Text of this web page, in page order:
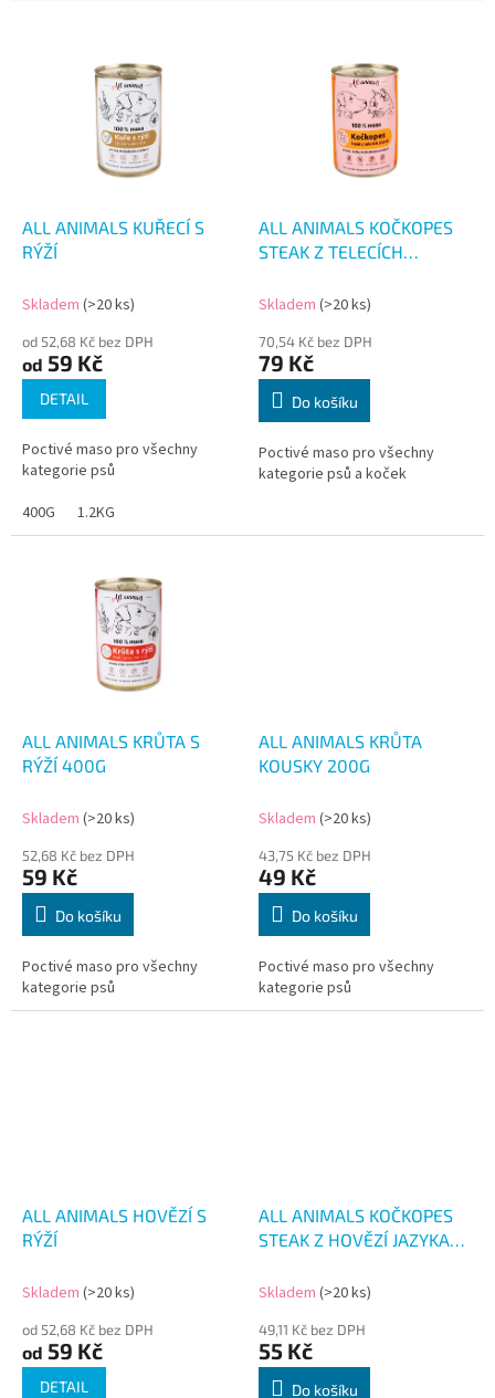
ALL ANIMALS KUŘECÍ S
RÝŽÍ
Skladem (>20 ks)
od 52,68 Kč bez DPH
od 59 Kč
DETAIL
Poctivé maso pro všechny
kategorie psů
400G
1.2KG
ALL ANIMALS KOČKOPES
STEAK Z TELECÍCH
Skladem (>20 ks)
70,54 Kč bez DPH
79 Kč
Do košíku
Poctivé maso pro všechny
kategorie psů a koček
ALL ANIMALS KRŮTA S
RÝŽÍ 400G
Skladem (>20 ks)
52,68 Kč bez DPH
59 Kč
Do košíku
Poctivé maso pro všechny
kategorie psů
ALL ANIMALS KRŮTA
KOUSKY 200G
Skladem (>20 ks)
43,75 Kč bez DPH
49 Kč
Do košíku
Poctivé maso pro všechny
kategorie psů
ALL ANIMALS HOVĚZÍ S
RÝŽÍ
Skladem (>20 ks)
od 52,68 Kč bez DPH
od 59 Kč
DETAIL
ALL ANIMALS KOČKOPES
STEAK Z HOVĚZÍ JAZYKA
Skladem (>20 ks)
49,11 Kč bez DPH
55 Kč
Do košíku